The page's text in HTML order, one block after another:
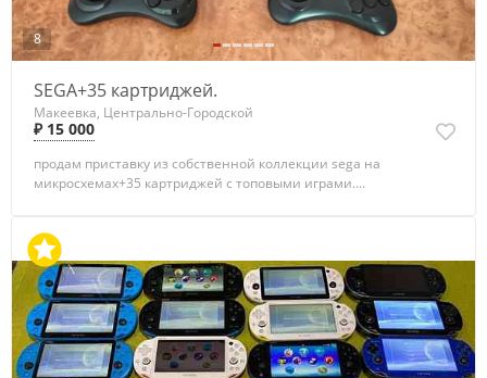
8
SEGA+35 картриджей.
Макеевка, Центрально-Городской
₽ 15 000
продам приставку из собственной коллекции sega на
микросхемах+35 картриджей с топовыми играми....